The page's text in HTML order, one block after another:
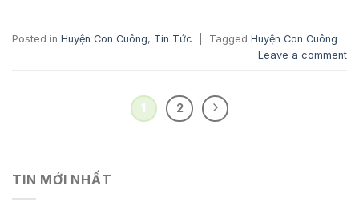
Posted in Huyện Con Cuông, Tin Tức Tagged Huyện Con Cuông
Leave a comment
1 2
TIN MỚI NHẤT